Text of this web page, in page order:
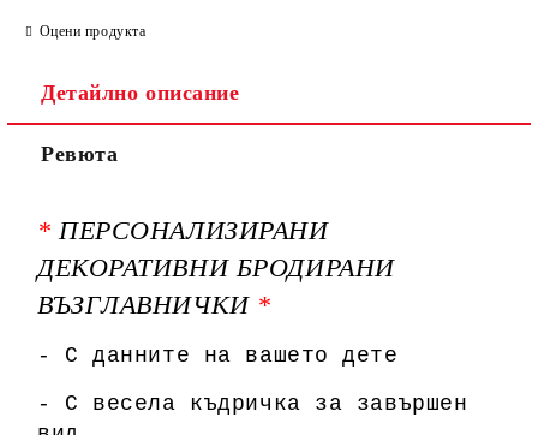
Оцени продукта
Детайлно описание
Ревюта
*ПЕРСОНАЛИЗИРАНИ
ДЕКОРАТИВНИ БРОДИРАНИ
ВЪЗГЛАВНИЧКИ *
- С данните на вашето дете
- С весела къдричка за завършен